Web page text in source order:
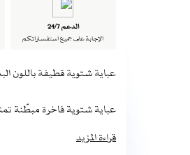
الدعم 24/7
الإجابة على جميع استفساراتكم
عباية شتوية قطيفة باللون
عباية شتوية فاخرة مبطّنة
مصممة من خامة القطيفة
بتطريز أبيض متقن يمتد على
قراءة المزيد